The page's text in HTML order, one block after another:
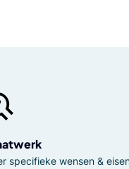
specifieke wensen &